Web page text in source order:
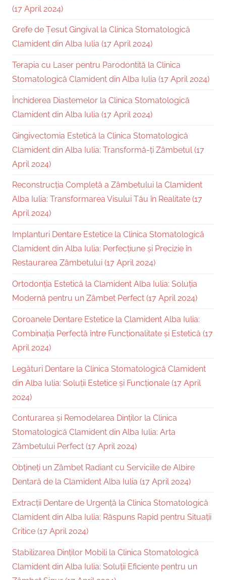
(17 April 2024)
Grefe de Țesut Gingival la Clinica Stomatologică
Clamident din Alba Iulia (17 April 2024)
Terapia cu Laser pentru Parodontită la Clinica
Stomatologică Clamident din Alba Iulia (17 April 2024)
Închiderea Diastemelor la Clinica Stomatologică
Clamident din Alba Iulia (17 April 2024)
Gingivectomia Estetică la Clinica Stomatologică
Clamident din Alba Iulia: Transformă-ți Zâmbetul (17
April 2024)
Reconstrucția Completă a Zâmbetului la Clamident
Alba Iulia: Transformarea Visului Tău în Realitate (17
April 2024)
Implanturi Dentare Estetice la Clinica Stomatologică
Clamident din Alba Iulia: Perfecțiune și Precizie în
Restaurarea Zâmbetului (17 April 2024)
Ortodonția Estetică la Clamident Alba Iulia: Soluția
Modernă pentru un Zâmbet Perfect (17 April 2024)
Coroanele Dentare Estetice la Clamident Alba Iulia:
Combinația Perfectă între Funcționalitate și Estetică (17
April 2024)
Legături Dentare la Clinica Stomatologică Clamident
din Alba Iulia: Soluții Estetice și Funcționale (17 April
2024)
Conturarea și Remodelarea Dinților la Clinica
Stomatologică Clamident din Alba Iulia: Arta
Zâmbetului Perfect (17 April 2024)
Obțineți un Zâmbet Radiant cu Serviciile de Albire
Dentară de la Clamident Alba Iulia (17 April 2024)
Extracții Dentare de Urgență la Clinica Stomatologică
Clamident din Alba Iulia: Răspuns Rapid pentru Situații
Critice (17 April 2024)
Stabilizarea Dinților Mobili la Clinica Stomatologică
Clamident din Alba Iulia: Soluții Eficiente pentru un